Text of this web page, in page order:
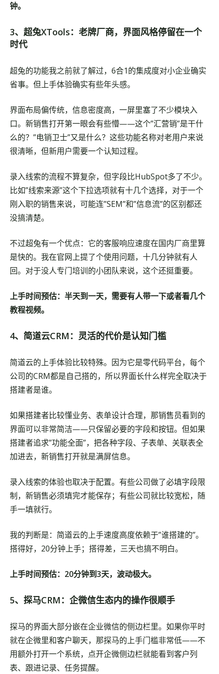
钟。
3、超兔XTools：老牌厂商，界面风格停留在一个
时代
超兔的功能我之前就了解过，6合1的集成度对小企业确实
省事。但上手体验确实有些年头感。
界面布局偏传统，信息密度高，一屏里塞了不少模块入
口。新销售打开第一眼会有些懵——这个”汇营销”是干什
么的？”电销卫士”又是什么？这些功能名称对老用户来说
很清晰，但新用户需要一个认知过程。
录入线索的流程不算复杂，但字段比HubSpot多了不少。
比如”线索来源”这个下拉选项就有十几个选择，对于一个
刚入职的销售来说，可能连”SEM”和”信息流”的区别都还
没搞清楚。
不过超兔有一个优点：它的客服响应速度在国内厂商里算
是快的。我在官网上提了个使用问题，十几分钟就有人
回。对于没人专门培训的小团队来说，这个还挺重要。
上手时间预估：半天到一天，需要有人带一下或者看几个
教程视频。
4、简道云CRM：灵活的代价是认知门槛
简道云的上手体验比较特殊。因为它是零代码平台，每个
公司的CRM都是自己搭的，所以界面长什么样完全取决于
搭建者是谁。
如果搭建者比较懂业务、表单设计合理，那销售员看到的
界面可以非常简洁——只保留必要的字段和按钮。但如果
搭建者追求”功能全面”，把各种字段、子表单、关联表全
加进去，新销售打开就是满屏信息。
录入线索的体验也取决于配置。有些公司做了必填字段限
制，新销售必须填完才能保存；有些公司就比较宽松，随
手一填就行。
我的判断是：简道云的上手速度高度依赖于”谁搭建的”。
搭得好，20分钟上手；搭得差，三天也搞不明白。
上手时间预估：20分钟到3天，波动极大。
5、探马CRM：企微信生态内的操作很顺手
探马的界面大部分嵌在企业微信的侧边栏里。如果你平时
就在企微里和客户聊天，那探马的上手门槛非常低——不
用额外打开一个系统，点开企微侧边栏就能看到客户列
表、跟进记录、任务提醒。